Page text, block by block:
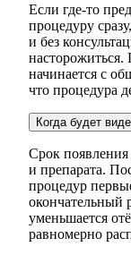
Если где-то
процедуру
и без
насторожиться.
начинается с
что процедура
Когда будет
Срок появления
и препарата.
процедур
окончательный
уменьшается
равномерно